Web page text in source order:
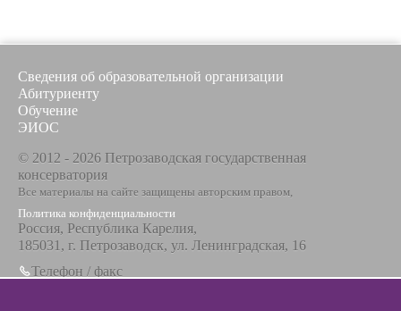
Сведения об образовательной организации
Абитуриенту
Обучение
ЭИОС
© 2012 - 2026 Петрозаводская государственная
консерватория
Все материалы на сайте защищены авторским правом,
Политика конфиденциальности
Россия, Республика Карелия,
185031, г. Петрозаводск, ул. Ленинградская, 16
Телефон / факс